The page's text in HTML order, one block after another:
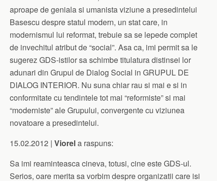
aproape de geniala si umanista viziune a presedintelui
Basescu despre statul modern, un stat care, in
modernismul lui reformat, trebuie sa se lepede complet
de invechitul atribut de “social”. Asa ca, imi permit sa le
sugerez GDS-istilor sa schimbe titulatura distinsei lor
adunari din Grupul de Dialog Social in GRUPUL DE
DIALOG INTERIOR. Nu suna chiar rau si mai e si in
conformitate cu tendintele tot mai “reformiste” si mai
“moderniste” ale Grupului, convergente cu viziunea
novatoare a presedintelui.
15.02.2012 | Viorela raspuns:
Sa imi reaminteasca cineva, totusi, cine este GDS-ul.
Serios, oare merita sa vorbim despre organizatii care isi